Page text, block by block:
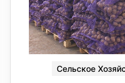
Сельское